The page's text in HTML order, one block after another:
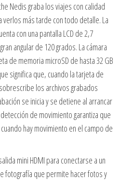
Nedis graba los viajes con calidad
verlos más tarde con todo detalle. La
con una pantalla LCD de 2,7
angular de 120 grados. La cámara
de memoria microSD de hasta 32 GB
significa que, cuando la tarjeta de
los archivos grabados
se inicia y se detiene al arrancar
de movimiento garantiza que
hay movimiento en el campo de
mini HDMI para conectarse a un
fotografía que permite hacer fotos y